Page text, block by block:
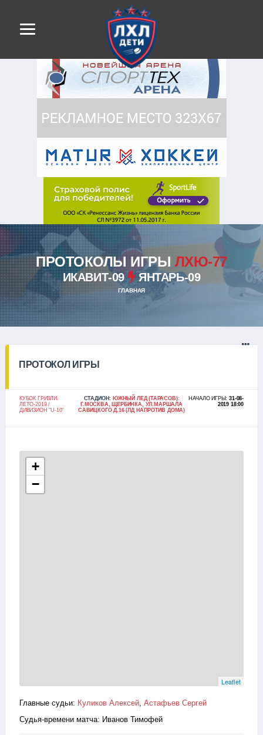
ПРОТОКОЛЫ ИГРЫ ЛХЮ-77
ИКАВИТ-09 ЯНТАРЬ-09
ГЛАВНАЯ
ПРОТОКОЛ ИГРЫ
КУБОК ГРИЗЛИ.
ЛЕТО-2019 /
ДИВИЗИОН "U-10"
СТАДИОН: ЮЖНЫЙ ЛЕД (ТАРАСОВ):
Г.МОСКВА, ЩЕРБИНКА, УЛ.МАРШАЛА
САВИЦКОГО Д.16 (ЛД НАПРОТИВ ДОМА)
НАЧАЛО ИГРЫ:31-08-
2019 18:00
+
−
Leaflet
Главные судьи: Куликов Алексей Астафьев Сергей
Судья-времени матча: Иванов Тимофей